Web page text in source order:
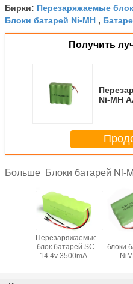
Бирки: Перезаряжаемые
Блоки батарей Ni-MH ,
Получить
Ni-MH
Больше Блоки батарей Ni-
Перезаряжаемые
блок батарей SC
14.4v 3500mAh
блоки